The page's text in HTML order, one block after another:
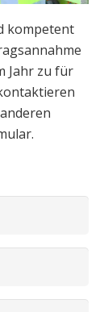
kompetent